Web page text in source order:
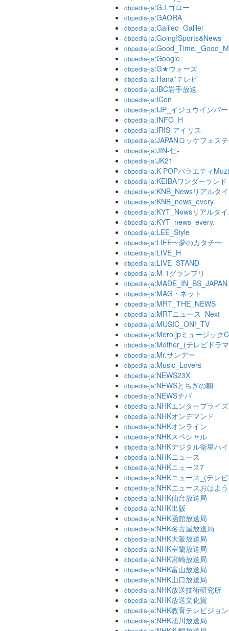
dbpedia-ja:G.I.ゴロー
dbpedia-ja:GAORA
dbpedia-ja:Galileo_Galilei
dbpedia-ja:Going!Sports&News
dbpedia-ja
dbpedia-ja:Google
dbpedia-ja:G★ウォーズ
dbpedia-ja:Hana*テレビ
dbpedia-ja:IBC岩手放送
dbpedia-ja:ICon
dbpedia-ja:IJP_イジュウインパ
dbpedia-ja:INFO_H
dbpedia-ja:IRIS-アイリス-
dbpedia-ja:JAPANロッケフェス
dbpedia-ja:JIN-仁-
dbpedia-ja:JK21
dbpedia-ja:K-POPバラエティ
dbpedia-ja:KEIBAワンダーランド
dbpedia-ja:KNB_Newsリアルタ
dbpedia-ja:KNB_news_every.
dbpedia-ja:KYT_Newsリアルタ
dbpedia-ja:KYT_news_every.
dbpedia-ja:LEE_Style
dbpedia-ja:LIFE〜夢のカタチ〜
dbpedia-ja:LIVE_H
dbpedia-ja:LIVE_STAND
dbpedia-ja:M-1グランプリ
dbpedia-ja:MADE_IN_BS_JAPAN
dbpedia-ja:MAG・ネット
dbpedia-ja:MRT_THE_NEWS
dbpedia-ja:MRTニュース_Next
dbpedia-ja:MUSIC_ON!_TV
dbpedia-ja:Mero.jpミュージック
dbpedia-ja:Mother_(テレビドラ
dbpedia-ja:Mr.サンデー
dbpedia-ja:Music_Lovers
dbpedia-ja:NEWS23X
dbpedia-ja:NEWSとちぎの朝
dbpedia-ja:NEWSチバ
dbpedia-ja:NHKエンタープライズ
dbpedia-ja:NHKオンデマンド
dbpedia-ja:NHKオンライン
dbpedia-ja:NHKスペシャル
dbpedia-ja:NHKデジタル衛星ハ
dbpedia-ja:NHKニュース
dbpedia-ja:NHKニュース7
dbpedia-ja:NHKニュース_(テレ
dbpedia-ja:NHKニュースおはよ
dbpedia-ja:NHK仙台放送局
dbpedia-ja:NHK出版
dbpedia-ja:NHK函館放送局
dbpedia-ja:NHK名古屋放送局
dbpedia-ja:NHK大阪放送局
dbpedia-ja:NHK室蘭放送局
dbpedia-ja:NHK宮崎放送局
dbpedia-ja:NHK富山放送局
dbpedia-ja:NHK山口放送局
dbpedia-ja:NHK放送技術研究所
dbpedia-ja:NHK放送文化賞
dbpedia-ja:NHK教育テレビジョン
dbpedia-ja:NHK旭川放送局